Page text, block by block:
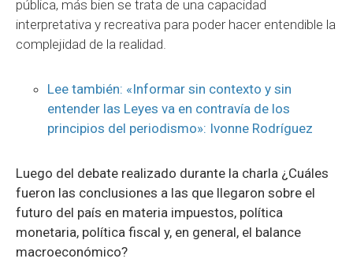
pública, más bien se trata de una capacidad
interpretativa y recreativa para poder hacer entendible la
complejidad de la realidad.
Lee también: «Informar sin contexto y sin
entender las Leyes va en contravía de los
principios del periodismo»: Ivonne Rodríguez
Luego del debate realizado durante la charla ¿Cuáles
fueron las conclusiones a las que llegaron sobre el
futuro del país en materia impuestos, política
monetaria, política fiscal y, en general, el balance
macroeconómico?